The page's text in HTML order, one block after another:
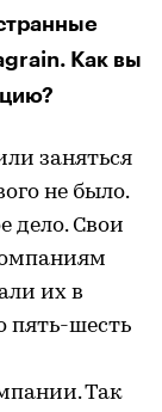
Как вы
заняться
не было.
дело. Свои
их в
пять-шесть
Так